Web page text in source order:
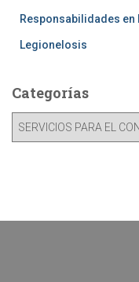
Responsabilidades en
Legionelosis
Categorías